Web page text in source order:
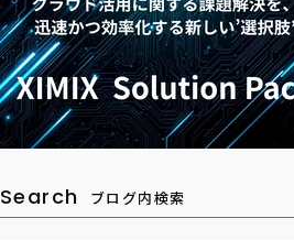
Search ブログ内検索